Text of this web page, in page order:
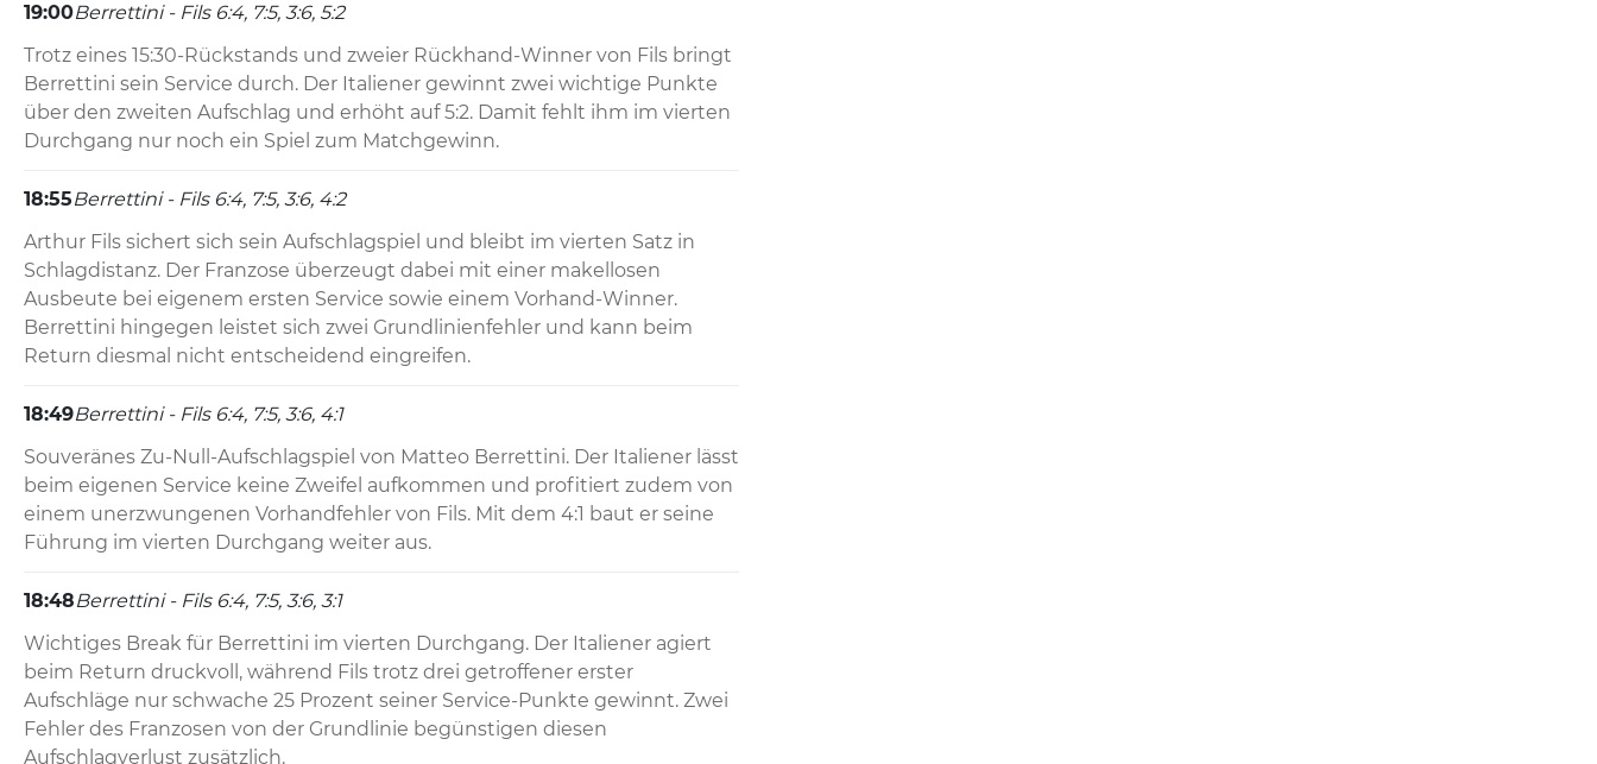
19:00Berrettini - Fils 6:4, 7:5, 3:6, 5:2
Trotz eines 15:30-Rückstands und zweier Rückhand-Winner von Fils bringt
Berrettini sein Service durch. Der Italiener gewinnt zwei wichtige Punkte
über den zweiten Aufschlag und erhöht auf 5:2. Damit fehlt ihm im vierten
Durchgang nur noch ein Spiel zum Matchgewinn.
18:55Berrettini - Fils 6:4, 7:5, 3:6, 4:2
Arthur Fils sichert sich sein Aufschlagspiel und bleibt im vierten Satz in
Schlagdistanz. Der Franzose überzeugt dabei mit einer makellosen
Ausbeute bei eigenem ersten Service sowie einem Vorhand-Winner.
Berrettini hingegen leistet sich zwei Grundlinienfehler und kann beim
Return diesmal nicht entscheidend eingreifen.
18:49Berrettini - Fils 6:4, 7:5, 3:6, 4:1
Souveränes Zu-Null-Aufschlagspiel von Matteo Berrettini. Der Italiener lässt
beim eigenen Service keine Zweifel aufkommen und profitiert zudem von
einem unerzwungenen Vorhandfehler von Fils. Mit dem 4:1 baut er seine
Führung im vierten Durchgang weiter aus.
18:48Berrettini - Fils 6:4, 7:5, 3:6, 3:1
Wichtiges Break für Berrettini im vierten Durchgang. Der Italiener agiert
beim Return druckvoll, während Fils trotz drei getroffener erster
Aufschläge nur schwache 25 Prozent seiner Service-Punkte gewinnt. Zwei
Fehler des Franzosen von der Grundlinie begünstigen diesen
Aufschlagverlust zusätzlich.